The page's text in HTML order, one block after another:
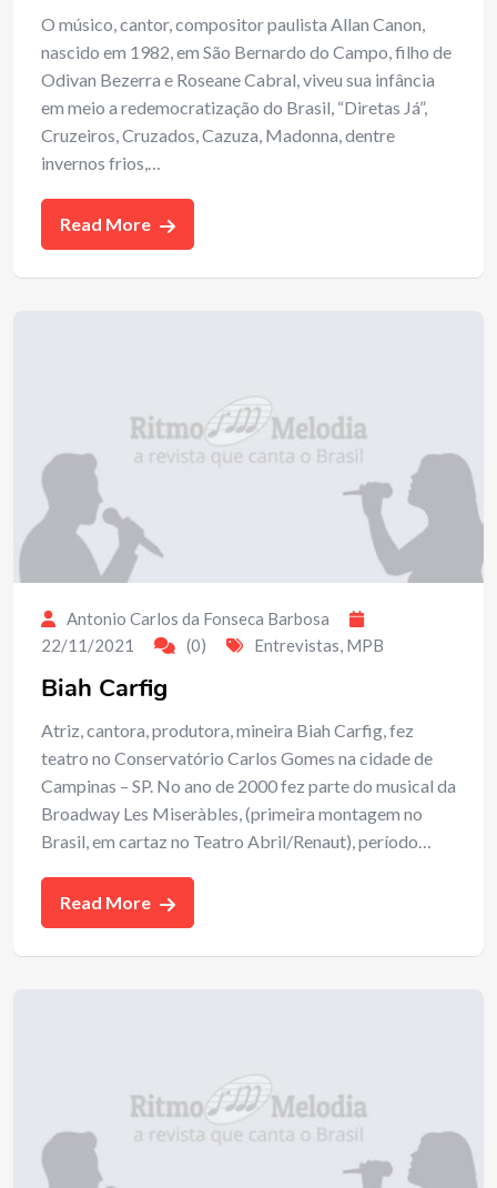
O músico, cantor, compositor paulista Allan Canon,
nascido em 1982, em São Bernardo do Campo, filho de
Odivan Bezerra e Roseane Cabral, viveu sua infância
em meio a redemocratização do Brasil, “Diretas Já”,
Cruzeiros, Cruzados, Cazuza, Madonna, dentre
invernos frios,…
Read More
Antonio Carlos da Fonseca Barbosa
22/11/2021
(0) Entrevistas, MPB
Biah Carfig
Atriz, cantora, produtora, mineira Biah Carfig, fez
teatro no Conservatório Carlos Gomes na cidade de
Campinas – SP. No ano de 2000 fez parte do musical da
Broadway Les Miseràbles, (primeira montagem no
Brasil, em cartaz no Teatro Abril/Renaut), período…
Read More